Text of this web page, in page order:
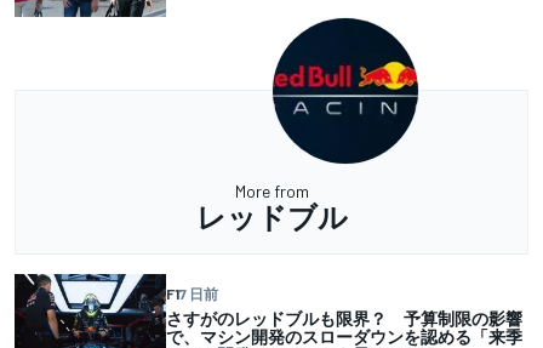
More from
レッドブル
F17 日前
さすがのレッドブルも限界？ 予算制限の影響
で、マシン開発のスローダウンを認める「来季